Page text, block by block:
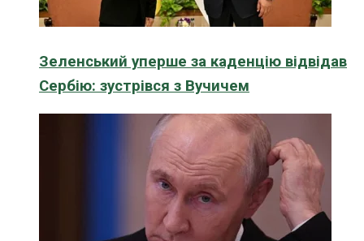
Зеленський уперше за каденцію відвідав
Сербію: зустрівся з Вучичем